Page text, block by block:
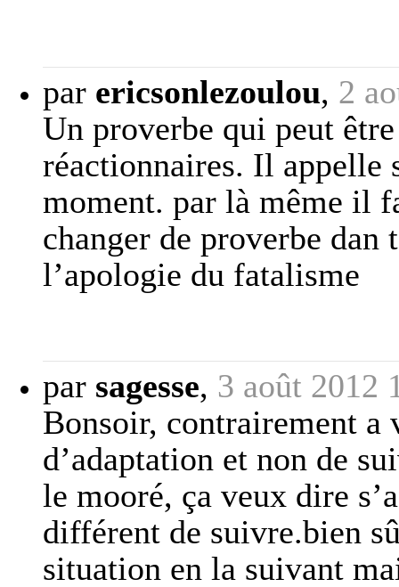
par ericsonlezoulou, 2
Un proverbe qui peut
réactionnaires. Il appelle
moment. par là même il
changer de proverbe
l’apologie du fatalisme
par sagesse, 3 août 2012
Bonsoir, contrairement
d’adaptation et non de
le mooré, ça veux dire
différent de suivre.bien
situation en la suivant